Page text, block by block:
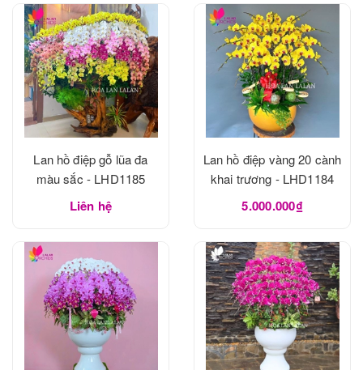
Lan hồ điệp gỗ lũa đa
màu sắc - LHD1185
Liên hệ
Lan hồ điệp vàng 20 cành
khai trương - LHD1184
5.000.000₫